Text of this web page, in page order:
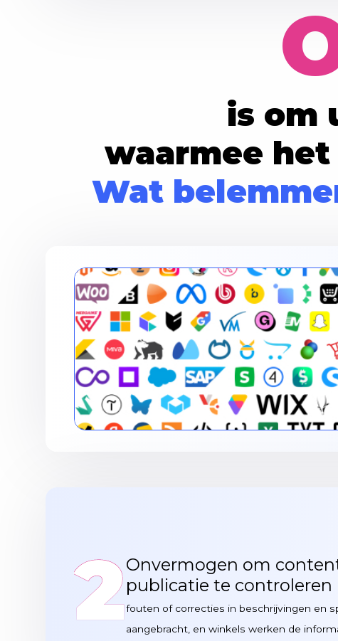
is om
waarmee
Wat
2Onvermogen om
publicatie te controleren
fouten of correcties in beschrijvingen en
aangebracht, en winkels werken de